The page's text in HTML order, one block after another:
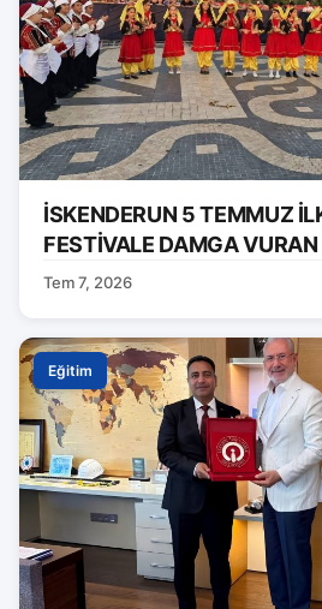
İSKENDERUN 5 TEMMUZ
FESTİVALE DAMGA VURAN
Tem 7, 2026
Eğitim